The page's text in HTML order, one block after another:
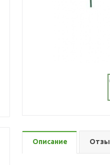
Описание